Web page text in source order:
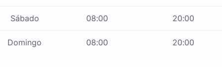
Sábado 08:00 20:00
Domingo 08:00 20:00